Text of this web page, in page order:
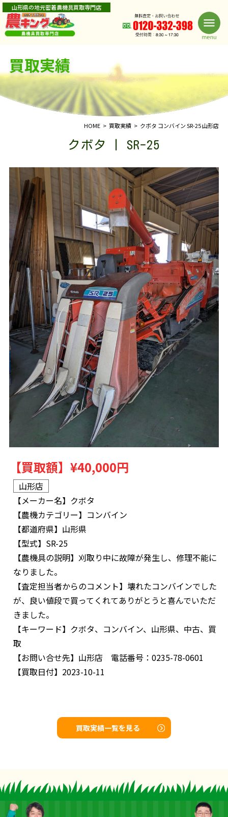
山形県の地元密着農機具買取専門店
買取実績
HOME 買取実績 クボタ コンバイン SR-25 山形店
クボタ | SR-25
【買取額】 ¥40,000円
山形店
【メーカー名】 クボタ
【農機カテゴリー】 コンバイン
【都道府県】 山形県
【型式】 SR-25
【農機具の説明】 刈取り中に故障が発生し、修理不能に
なりました。
【査定担当者からのコメント】 壊れたコンバインでした
が、良い値段で買ってくれてありがとうと喜んでいただ
きました。
【キーワード】 クボタ、コンバイン、山形県、中古、買
取
【お問い合せ先】 山形店 電話番号：0235-78-0601
【買取日付】 2023-10-11
買取実績一覧を見る